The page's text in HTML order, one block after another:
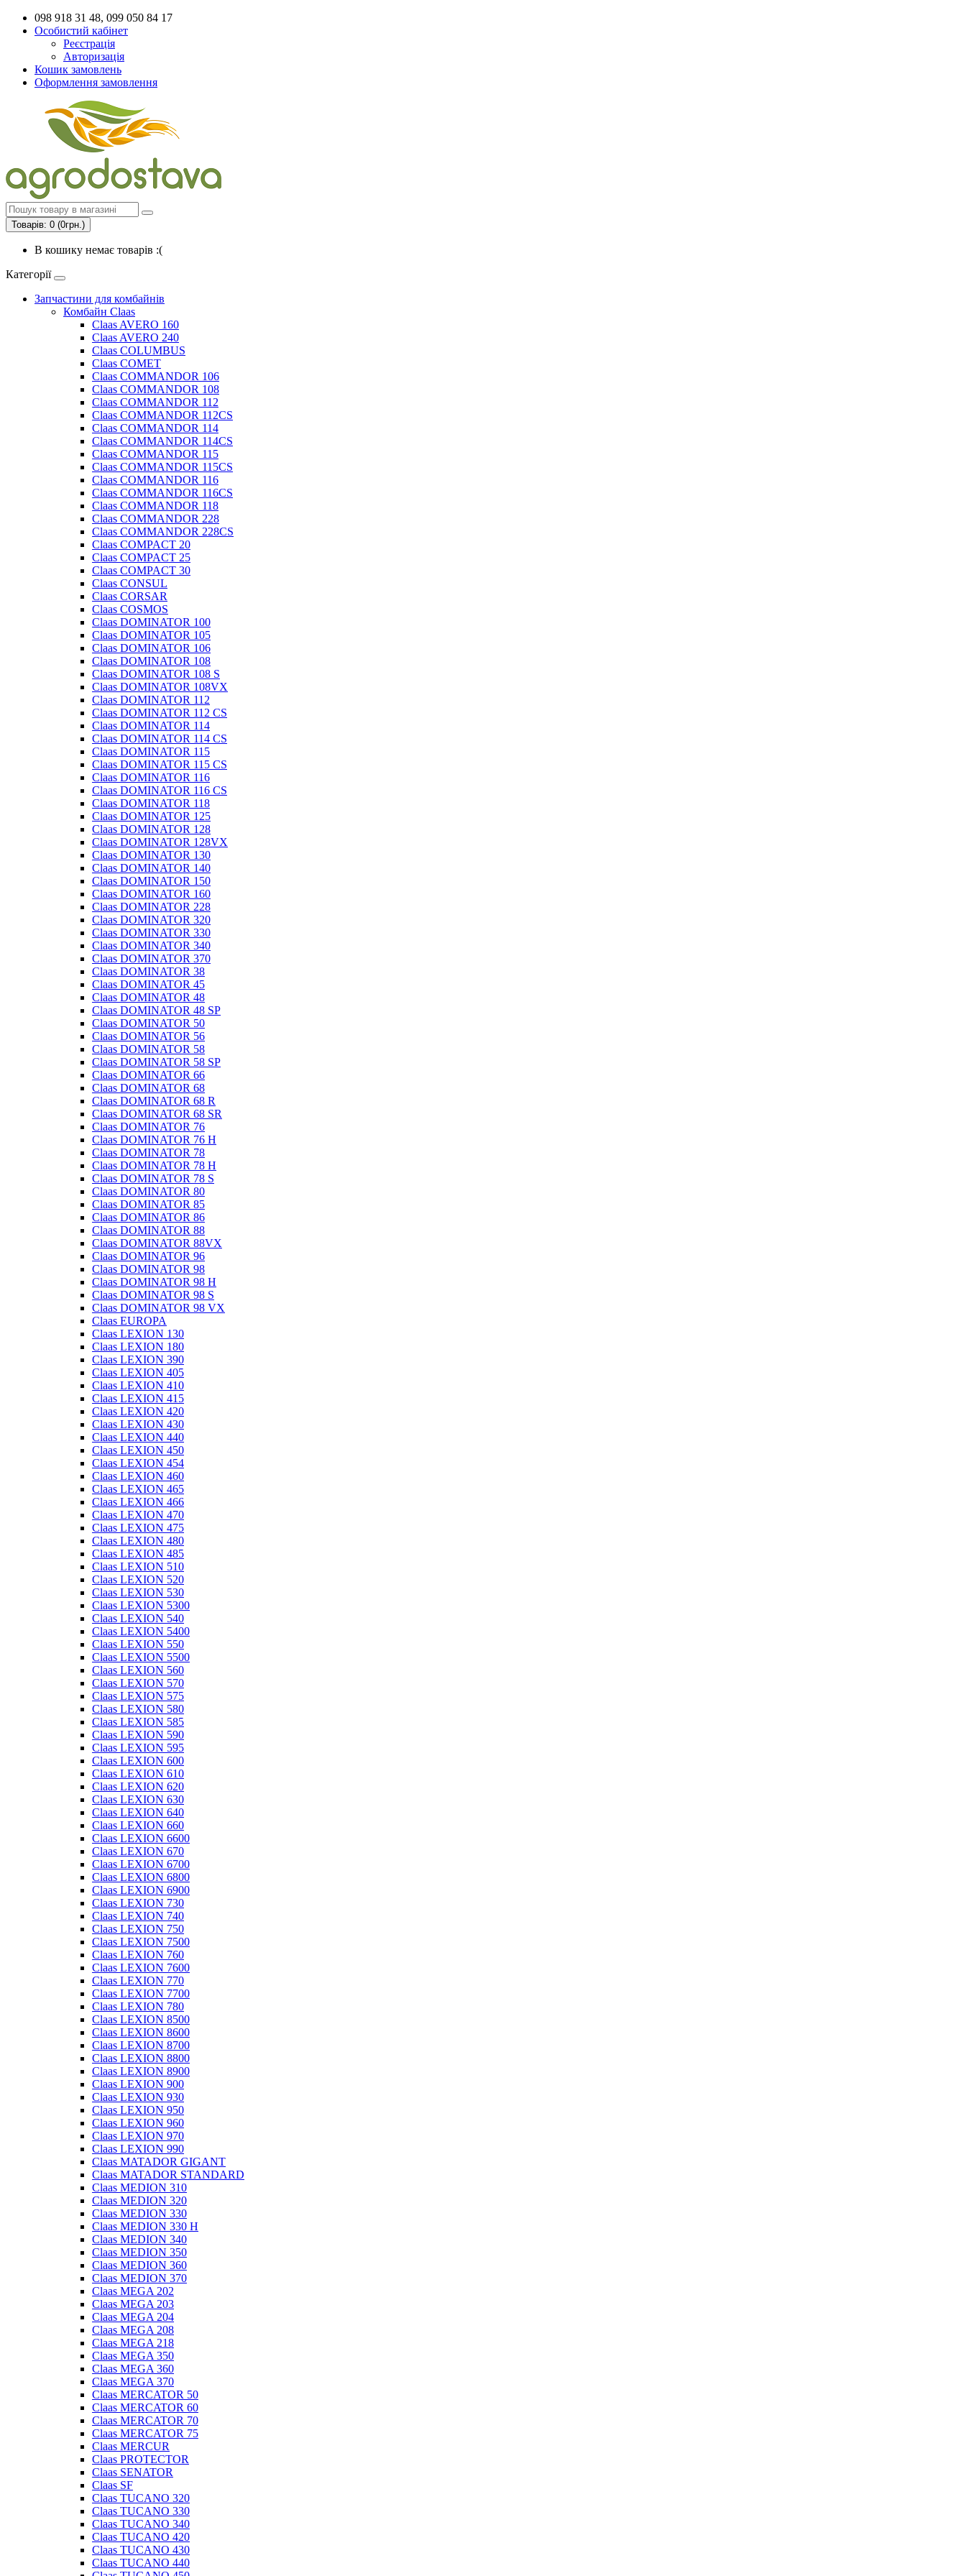
098 918 31 48, 099 050 84 17
Особистий кабінет
Реєстрація
Авторизація
Кошик замовлень
Оформлення замовлення
Товарів: 0 (0грн.)
В кошику немає товарів :(
Категорії
Запчастини для комбайнів
Комбайн Claas
Claas AVERO 160
Claas AVERO 240
Claas COLUMBUS
Claas COMET
Claas COMMANDOR 106
Claas COMMANDOR 108
Claas COMMANDOR 112
Claas COMMANDOR 112CS
Claas COMMANDOR 114
Claas COMMANDOR 114CS
Claas COMMANDOR 115
Claas COMMANDOR 115CS
Claas COMMANDOR 116
Claas COMMANDOR 116CS
Claas COMMANDOR 118
Claas COMMANDOR 228
Claas COMMANDOR 228CS
Claas COMPACT 20
Claas COMPACT 25
Claas COMPACT 30
Claas CONSUL
Claas CORSAR
Claas COSMOS
Claas DOMINATOR 100
Claas DOMINATOR 105
Claas DOMINATOR 106
Claas DOMINATOR 108
Claas DOMINATOR 108 S
Claas DOMINATOR 108VX
Claas DOMINATOR 112
Claas DOMINATOR 112 CS
Claas DOMINATOR 114
Claas DOMINATOR 114 CS
Claas DOMINATOR 115
Claas DOMINATOR 115 CS
Claas DOMINATOR 116
Claas DOMINATOR 116 CS
Claas DOMINATOR 118
Claas DOMINATOR 125
Claas DOMINATOR 128
Claas DOMINATOR 128VX
Claas DOMINATOR 130
Claas DOMINATOR 140
Claas DOMINATOR 150
Claas DOMINATOR 160
Claas DOMINATOR 228
Claas DOMINATOR 320
Claas DOMINATOR 330
Claas DOMINATOR 340
Claas DOMINATOR 370
Claas DOMINATOR 38
Claas DOMINATOR 45
Claas DOMINATOR 48
Claas DOMINATOR 48 SP
Claas DOMINATOR 50
Claas DOMINATOR 56
Claas DOMINATOR 58
Claas DOMINATOR 58 SP
Claas DOMINATOR 66
Claas DOMINATOR 68
Claas DOMINATOR 68 R
Claas DOMINATOR 68 SR
Claas DOMINATOR 76
Claas DOMINATOR 76 H
Claas DOMINATOR 78
Claas DOMINATOR 78 H
Claas DOMINATOR 78 S
Claas DOMINATOR 80
Claas DOMINATOR 85
Claas DOMINATOR 86
Claas DOMINATOR 88
Claas DOMINATOR 88VX
Claas DOMINATOR 96
Claas DOMINATOR 98
Claas DOMINATOR 98 H
Claas DOMINATOR 98 S
Claas DOMINATOR 98 VX
Claas EUROPA
Claas LEXION 130
Claas LEXION 180
Claas LEXION 390
Claas LEXION 405
Claas LEXION 410
Claas LEXION 415
Claas LEXION 420
Claas LEXION 430
Claas LEXION 440
Claas LEXION 450
Claas LEXION 454
Claas LEXION 460
Claas LEXION 465
Claas LEXION 466
Claas LEXION 470
Claas LEXION 475
Claas LEXION 480
Claas LEXION 485
Claas LEXION 510
Claas LEXION 520
Claas LEXION 530
Claas LEXION 5300
Claas LEXION 540
Claas LEXION 5400
Claas LEXION 550
Claas LEXION 5500
Claas LEXION 560
Claas LEXION 570
Claas LEXION 575
Claas LEXION 580
Claas LEXION 585
Claas LEXION 590
Claas LEXION 595
Claas LEXION 600
Claas LEXION 610
Claas LEXION 620
Claas LEXION 630
Claas LEXION 640
Claas LEXION 660
Claas LEXION 6600
Claas LEXION 670
Claas LEXION 6700
Claas LEXION 6800
Claas LEXION 6900
Claas LEXION 730
Claas LEXION 740
Claas LEXION 750
Claas LEXION 7500
Claas LEXION 760
Claas LEXION 7600
Claas LEXION 770
Claas LEXION 7700
Claas LEXION 780
Claas LEXION 8500
Claas LEXION 8600
Claas LEXION 8700
Claas LEXION 8800
Claas LEXION 8900
Claas LEXION 900
Claas LEXION 930
Claas LEXION 950
Claas LEXION 960
Claas LEXION 970
Claas LEXION 990
Claas MATADOR GIGANT
Claas MATADOR STANDARD
Claas MEDION 310
Claas MEDION 320
Claas MEDION 330
Claas MEDION 330 H
Claas MEDION 340
Claas MEDION 350
Claas MEDION 360
Claas MEDION 370
Claas MEGA 202
Claas MEGA 203
Claas MEGA 204
Claas MEGA 208
Claas MEGA 218
Claas MEGA 350
Claas MEGA 360
Claas MEGA 370
Claas MERCATOR 50
Claas MERCATOR 60
Claas MERCATOR 70
Claas MERCATOR 75
Claas MERCUR
Claas PROTECTOR
Claas SENATOR
Claas SF
Claas TUCANO 320
Claas TUCANO 330
Claas TUCANO 340
Claas TUCANO 420
Claas TUCANO 430
Claas TUCANO 440